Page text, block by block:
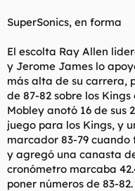
SuperSonics, en forma
El escolta Ray Allen
y Jerome James lo
más alta de su carrera,
de 87-82 sobre los
Mobley anotó 16 de sus
juego para los Kings, y
marcador 83-79
y agregó una canasta
cronómetro marcaba
poner números de 83-82.